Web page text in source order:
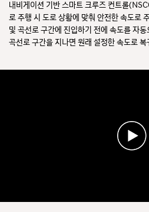
내비게이션 기반 스마트 크루즈 컨트롤
로 주행 시 도로 상황에 맞춰 안전한 속도로
및 곡선로 구간에 진입하기 전에 속도를 자
곡선로 구간을 지나면 원래 설정한 속도로 복